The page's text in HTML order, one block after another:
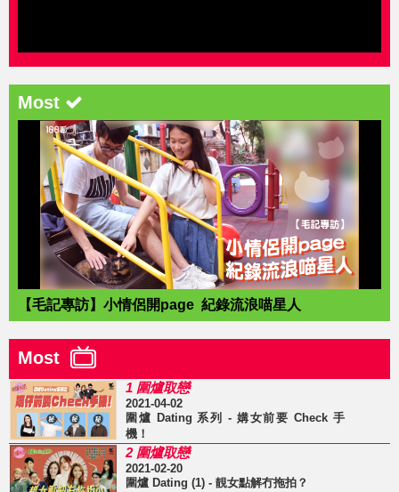
Most
【毛記專訪】小情侶開page 紀錄流浪喵星人
Most
1 圍爐取戀
2021-04-02
圍爐 Dating 系列 - 媾女前要 Check 手
機！
2 圍爐取戀
2021-02-20
圍爐 Dating (1) - 靚女點解冇拖拍？